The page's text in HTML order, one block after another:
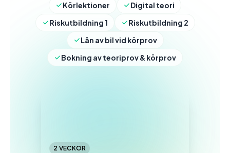
Körlektioner
Digital teori
Riskutbildning 1
Riskutbildning 2
Lån av bil vid körprov
Bokning av teoriprov & körprov
2 VECKOR